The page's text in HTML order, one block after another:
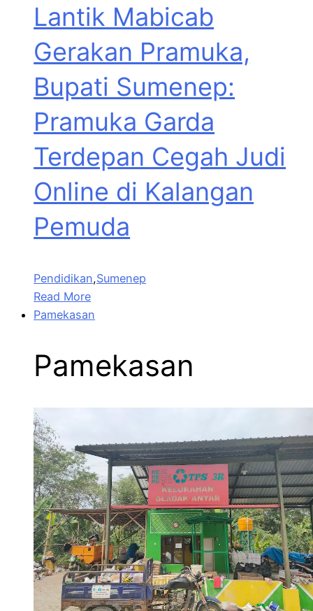
Lantik Mabicab
Gerakan Pramuka,
Bupati Sumenep:
Pramuka Garda
Terdepan Cegah Judi
Online di Kalangan
Pemuda
Pendidikan,Sumenep
Read More
Pamekasan
Pamekasan